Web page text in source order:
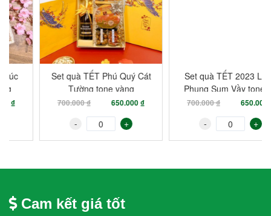
Set quà TẾT Phú Quý Cát
Tường tone vàng
700.000 ₫ 650.000 ₫
Set quà TẾT 2023 Long
Phụng Sum Vầy tone đỏ
700.000 ₫ 650.000 ₫
Cam kết giá tốt